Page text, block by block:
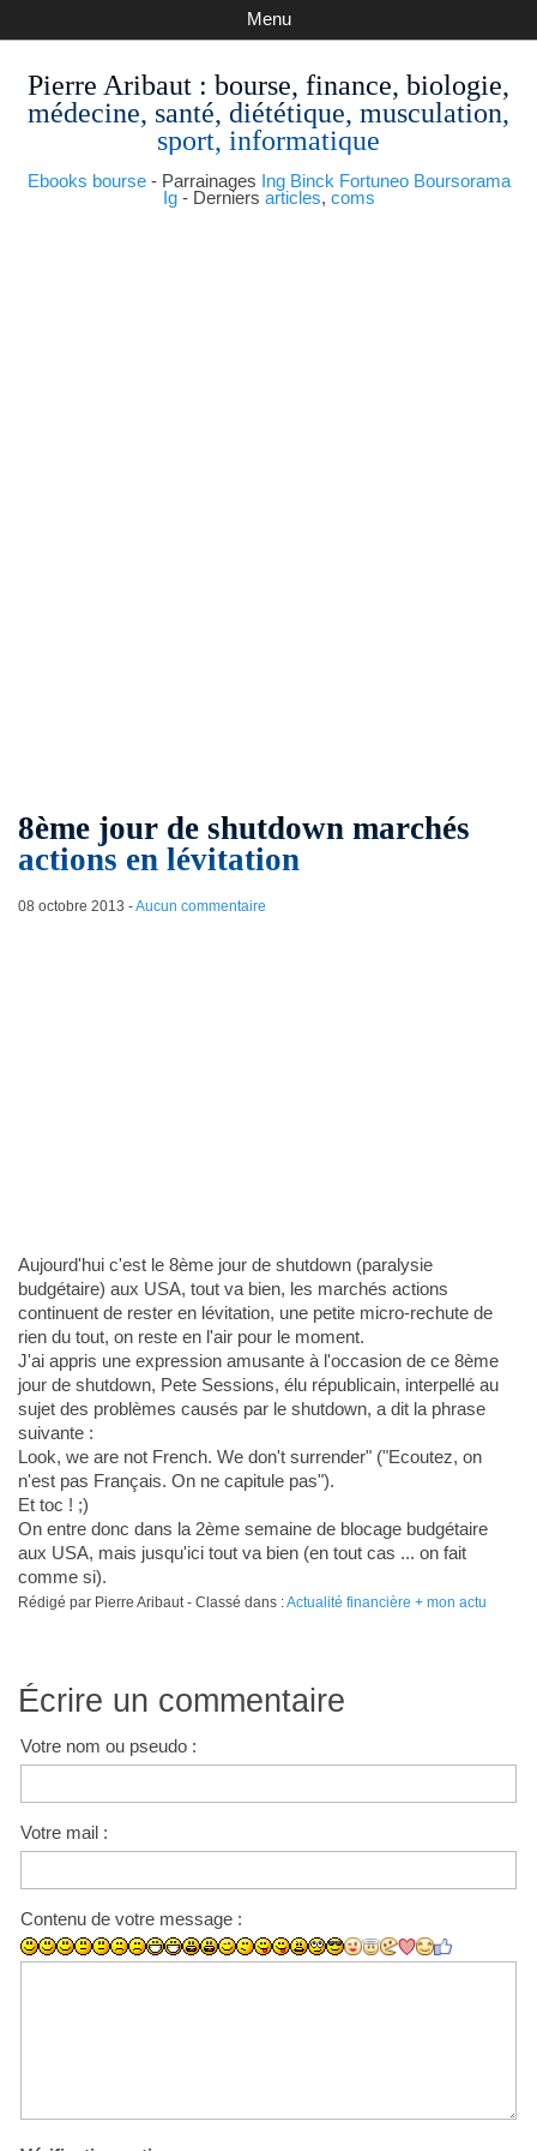
Pierre Aribaut : bourse, finance, biologie,
médecine, santé, diététique, musculation,
sport, informatique
Ebooks bourse- Parrainages Ing Binck Fortuneo Boursorama
Ig- Derniers articles, coms
Menu
8ème jour de shutdown marchés
actions en lévitation
08 octobre 2013 -Aucun commentaire
Aujourd'hui c'est le 8ème jour de shutdown (paralysie
budgétaire) aux USA, tout va bien, les marchés actions
continuent de rester en lévitation, une petite micro-rechute de
rien du tout, on reste en l'air pour le moment.
J'ai appris une expression amusante à l'occasion de ce 8ème
jour de shutdown, Pete Sessions, élu républicain, interpellé au
sujet des problèmes causés par le shutdown, a dit la phrase
suivante :
Look, we are not French. We don't surrender" ("Ecoutez, on
n'est pas Français. On ne capitule pas").
Et toc ! ;)
On entre donc dans la 2ème semaine de blocage budgétaire
aux USA, mais jusqu'ici tout va bien (en tout cas ... on fait
comme si).
Rédigé par Pierre Aribaut - Classé dans :Actualité financière + mon actu
Écrire un commentaire
Votre nom ou pseudo :
Votre mail :
Contenu de votre message :